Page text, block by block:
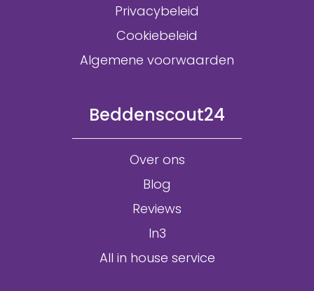
Privacybeleid
Cookiebeleid
Algemene voorwaarden
Beddenscout24
Over ons
Blog
Reviews
In3
All in house service